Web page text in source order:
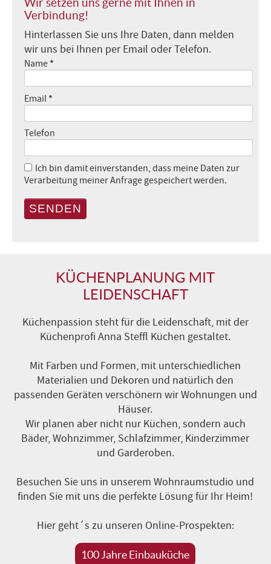
Verbindung!
Hinterlassen Sie uns Ihre Daten, dann melden
wir uns bei Ihnen per Email oder Telefon.
Name *
Email *
Telefon
Ich bin damit einverstanden, dass meine Daten zur
Verarbeitung meiner Anfrage gespeichert werden.
SENDEN
KÜCHENPLANUNG MIT
LEIDENSCHAFT
Küchenpassion steht für die Leidenschaft, mit der
Küchenprofi Anna Steffl Küchen gestaltet.
Mit Farben und Formen, mit unterschiedlichen
Materialien und Dekoren und natürlich den
passenden Geräten verschönern wir Wohnungen und
Häuser.
Wir planen aber nicht nur Küchen, sondern auch
Bäder, Wohnzimmer, Schlafzimmer, Kinderzimmer
und Garderoben.
Besuchen Sie uns in unserem Wohnraumstudio und
finden Sie mit uns die perfekte Lösung für Ihr Heim!
Hier geht´s zu unseren Online-Prospekten:
100 Jahre Einbauküche